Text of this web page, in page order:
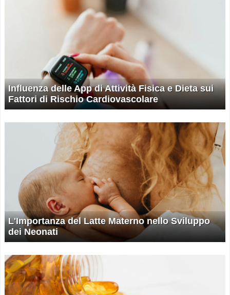
Influenza delle App di Attività Fisica e Dieta sui
Fattori di Rischio Cardiovascolare
L'Importanza del Latte Materno nello Sviluppo
dei Neonati